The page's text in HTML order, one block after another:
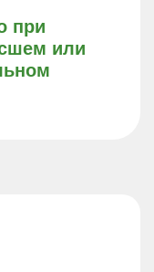
при
или